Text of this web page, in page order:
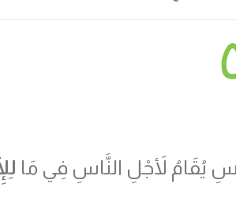
يُقَامُ لأَجْلِ النَّاسِ فِي مَا